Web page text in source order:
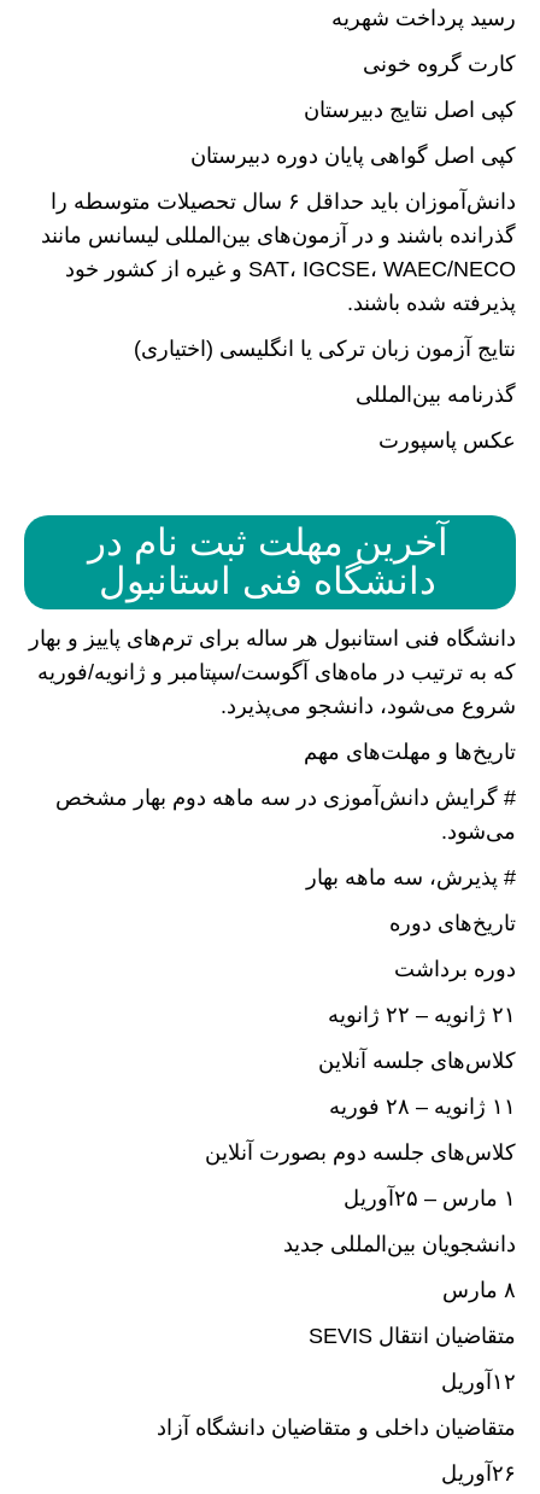
رسید پرداخت شهریه
کارت گروه خونی
کپی اصل نتایج دبیرستان
کپی اصل گواهی پایان دوره دبیرستان
دانش‌آموزان باید حداقل ۶ سال تحصیلات متوسطه را
گذرانده باشند و در آزمون‌های بین‌المللی لیسانس مانند
SAT، IGCSE، WAEC/NECO و غیره از کشور خود
پذیرفته شده باشند.
نتایج آزمون زبان ترکی یا انگلیسی (اختیاری)
گذرنامه بین‌المللی
عکس پاسپورت
آخرین مهلت ثبت نام در
دانشگاه فنی استانبول
دانشگاه فنی استانبول هر ساله برای ترم‌های پاییز و بهار
که به ترتیب در ماه‌های آگوست/سپتامبر و ژانویه/فوریه
شروع می‌شود، دانشجو می‌پذیرد.
تاریخ‌ها و مهلت‌های مهم
# گرایش دانش‌آموزی در سه ماهه دوم بهار مشخص
می‌شود.
# پذیرش، سه ماهه بهار
تاریخ‌های دوره
دوره برداشت
۲۱ ژانویه – ۲۲ ژانویه
کلاس‌های جلسه آنلاین
۱۱ ژانویه – ۲۸ فوریه
کلاس‌های جلسه دوم بصورت آنلاین
۱ مارس – ۲۵‌آوریل
دانشجویان بین‌المللی جدید
۸ مارس
متقاضیان انتقال SEVIS
۱۲‌آوریل
متقاضیان داخلی و متقاضیان دانشگاه آزاد
۲۶‌آوریل